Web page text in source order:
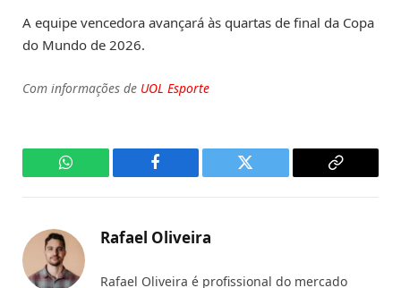
A equipe vencedora avançará às quartas de final da Copa
do Mundo de 2026.
Com informações de UOL Esporte
WhatsApp Facebook Twitter
Copy
Rafael Oliveira
Rafael Oliveira é profissional do mercado